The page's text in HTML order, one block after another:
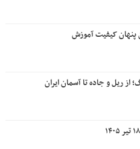
پنهان کیفیت آموزش
ریل و جاده تا آسمان ایران